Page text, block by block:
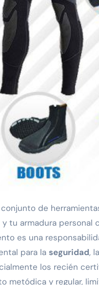
y tu armadura personal
es una
para la seguridad,
los recién
metódica y regular,